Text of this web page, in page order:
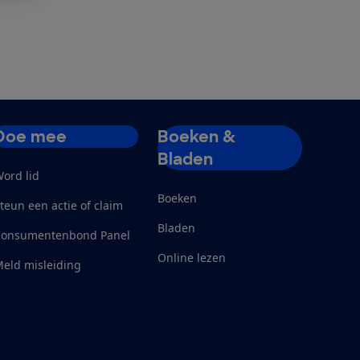
mee
lid
een actie of claim
Panel
misleiding
Boeken &
Bladen
Boeken
Bladen
Online lezen